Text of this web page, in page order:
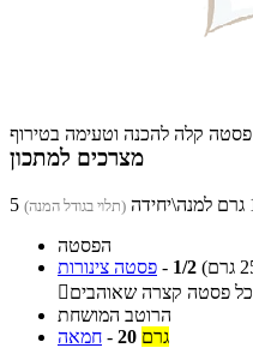
פסטה קלה להכנה וטעימה בטירוף
מצרכים למתכון
(תלוי בגודל המנה)
הפסטה
פסטה צינורות - 1/2
כל פסטה קצרה שאוהבים
הרוטב המושחת
חמאה - 20 גרם